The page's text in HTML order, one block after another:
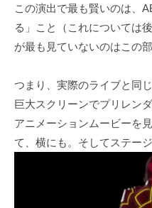
この演出で最も賢いのは、
る」こと（これについては
が最も見ていないのはこの
つまり、実際のライブと同
巨大スクリーンでプリレン
アニメーションムービーを
て、横にも。そしてステージ